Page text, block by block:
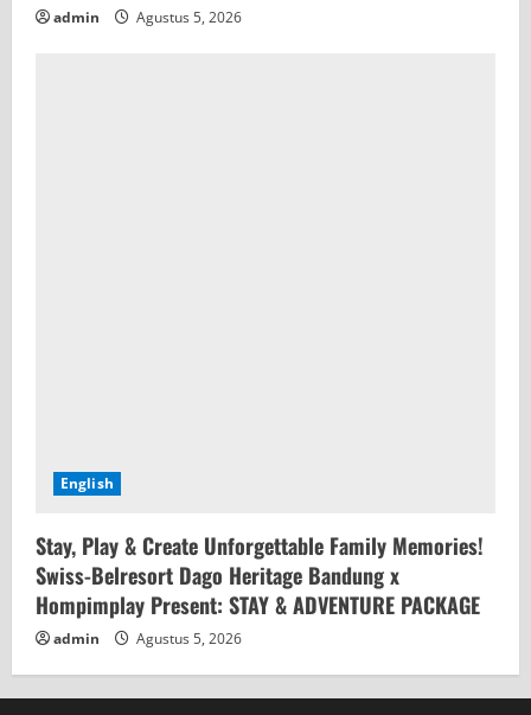
admin Agustus 5, 2026
English
Stay, Play & Create Unforgettable Family Memories!
Swiss-Belresort Dago Heritage Bandung x
Hompimplay Present: STAY & ADVENTURE PACKAGE
admin Agustus 5, 2026